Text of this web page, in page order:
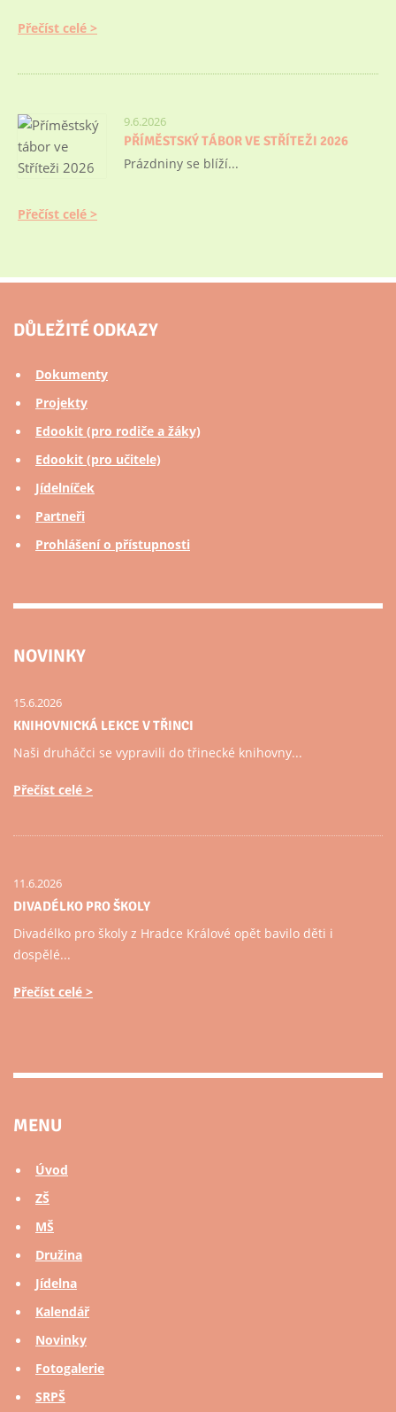
Přečíst celé
9.6.2026
PŘÍMĚSTSKÝ TÁBOR VE STŘÍTEŽI 2026
Prázdniny se blíží...
Přečíst celé
DŮLEŽITÉ ODKAZY
Dokumenty
Projekty
Edookit (pro rodiče a žáky)
Edookit (pro učitele)
Jídelníček
Partneři
Prohlášení o přístupnosti
NOVINKY
15.6.2026
KNIHOVNICKÁ LEKCE V TŘINCI
Naši druháčci se vypravili do třinecké knihovny...
Přečíst celé
11.6.2026
DIVADÉLKO PRO ŠKOLY
Divadélko pro školy z Hradce Králové opět bavilo děti i
dospělé...
Přečíst celé
MENU
Úvod
ZŠ
MŠ
Družina
Jídelna
Kalendář
Novinky
Fotogalerie
SRPŠ